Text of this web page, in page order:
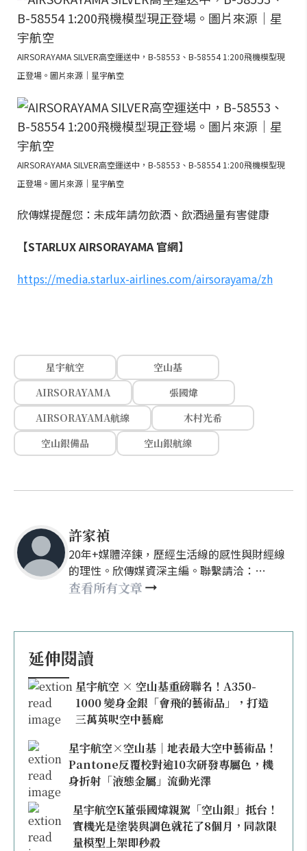
AIRSORAYAMA SILVER高空運送中，B-58553、B-58554 1:200飛機模型現
正登場。圖片來源｜星宇航空
AIRSORAYAMA SILVER高空運送中，B-58553、B-58554 1:200飛機模型現
正登場。圖片來源｜星宇航空
欣傳媒提醒您：未成年請勿飲酒、飲酒過量有害健康
【STARLUX AIRSORAYAMA 官網】
https://media.starlux-airlines.com/airsorayama/zh
星宇航空
空山基
AIRSORAYAMA
張國煒
AIRSORAYAMA航線
木村光希
空山銀備品
空山銀航線
許家禎
20年+媒體淬鍊，歷經生活線的感性與財經線
的理性。欣傳媒資深主編。聯繫請洽：
nellyhsu@xinmedia.com
查看所有文章
延伸閱讀
星宇航空 × 空山基重磅聯名！A350-
1000 變身金銀「會飛的藝術品」，打造
三萬英呎空中藝廊
星宇航空×空山基｜地表最大空中藝術品！
Pantone反覆校對逾10次研發專屬色，機
身折射「液態金屬」流動光澤
星宇航空K董張國煒親駕「空山銀」抵台！
實機光是塗裝與調色就花了8個月，同款限
量模型上架即秒殺